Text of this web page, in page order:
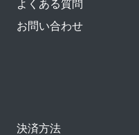
よくある質問
お問い合わせ
決済方法